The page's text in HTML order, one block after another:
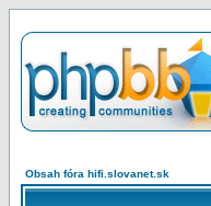
Obsah fóra hifi.slovanet.sk